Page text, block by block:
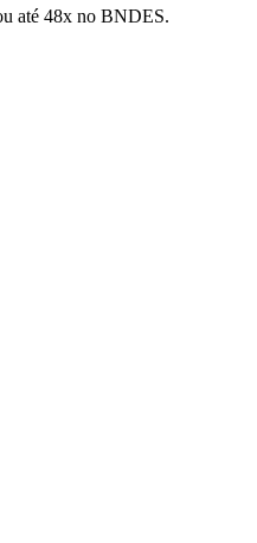
até 48x no BNDES.